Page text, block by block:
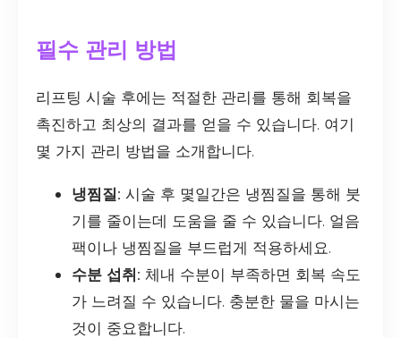
필수 관리 방법
리프팅 시술 후에는 적절한 관리를 통해 회복을
촉진하고 최상의 결과를 얻을 수 있습니다. 여기
몇 가지 관리 방법을 소개합니다.
냉찜질: 시술 후 몇일간은 냉찜질을 통해 붓
기를 줄이는데 도움을 줄 수 있습니다. 얼음
팩이나 냉찜질을 부드럽게 적용하세요.
수분 섭취: 체내 수분이 부족하면 회복 속도
가 느려질 수 있습니다. 충분한 물을 마시는
것이 중요합니다.